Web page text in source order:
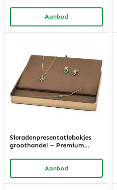
oorbellenorganizer voor
winkelpresentatie | Richpack
Aanbod
Sieradenpresentatiebakjes
groothandel – Premium
11.81″L x 7.87″B x 1.18″H |
Aanbod